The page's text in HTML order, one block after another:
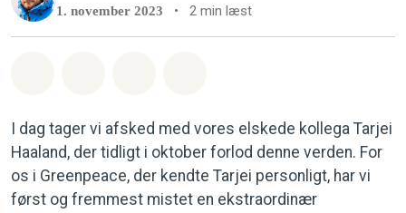
1. november 2023 • 2 min læst
I dag tager vi afsked med vores elskede kollega Tarjei
Haaland, der tidligt i oktober forlod denne verden. For
os i Greenpeace, der kendte Tarjei personligt, har vi
først og fremmest mistet en ekstraordinær